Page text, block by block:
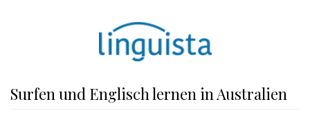
Surfen und Englisch lernen in Australien